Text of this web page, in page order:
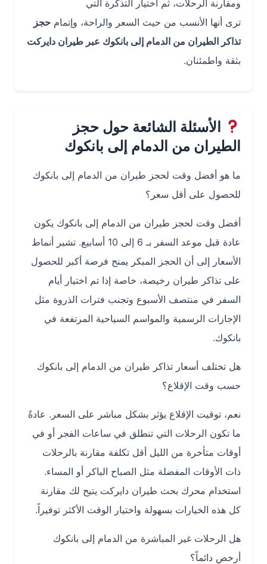
ومقارنة الرحلات، ثم اختيار التذكرة التي
ترى أنها الأنسب من حيث السعر والراحة، وإتمامحجز
تذاكر الطيران من الدمام إلى بانكوك عبر طيران دايركت
بثقة واطمئنان.
الأسئلة الشائعة حول حجز
الطيران من الدمام إلى بانكوك
ما هو أفضل وقت لحجز طيران من الدمام إلى بانكوك
للحصول على أقل سعر؟
أفضل وقت لحجز طيران من الدمام إلى بانكوك يكون
عادة قبل موعد السفر بـ 6 إلى 10 أسابيع. تشير أنماط
الأسعار إلى أن الحجز المبكر يمنح فرصة أكبر للحصول
على تذاكر طيران رخيصة، خاصة إذا تم اختيار أيام
السفر في منتصف الأسبوع وتجنب فترات الذروة مثل
الإجازات الرسمية والمواسم السياحية المرتفعة في
بانكوك.
هل تختلف أسعار تذاكر طيران من الدمام إلى بانكوك
حسب وقت الإقلاع؟
نعم، توقيت الإقلاع يؤثر بشكل مباشر على السعر. عادةً
ما تكون الرحلات التي تنطلق في ساعات الفجر أو في
أوقات متأخرة من الليل أقل تكلفة مقارنة بالرحلات
ذات الأوقات المفضلة مثل الصباح الباكر أو المساء.
استخدام محرك بحث طيران دايركت يتيح لك مقارنة
كل هذه الخيارات بسهولة واختيار الوقت الأكثر توفيراً.
هل الرحلات غير المباشرة من الدمام إلى بانكوك
أرخص دائماً؟